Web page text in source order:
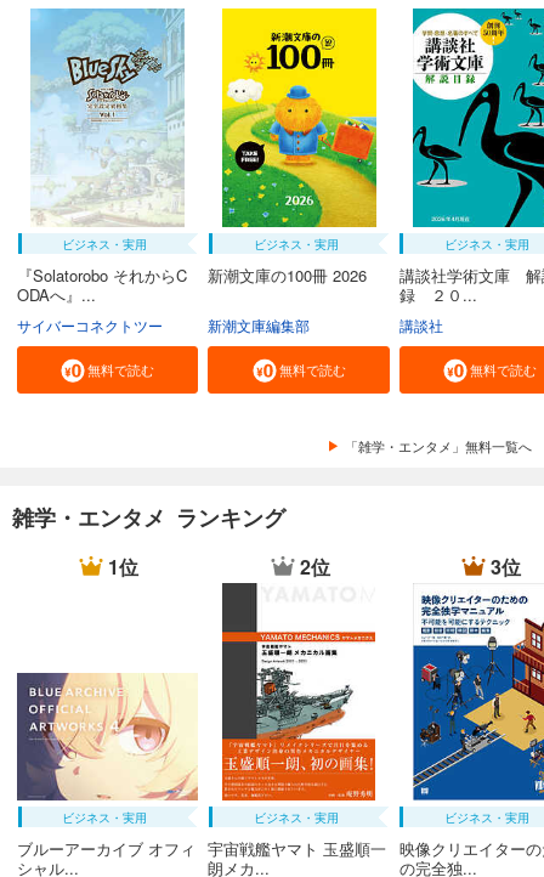
ビジネス・実用
『Solatorobo それからC
ODAへ』...
サイバーコネクトツー
無料で読む
ビジネス・実用
新潮文庫の100冊 2026
新潮文庫編集部
無料で読む
ビジネス・実用
講談社学術文庫 解
録 ２０...
講談社
無料で読む
「雑学・エンタメ」無料一覧へ
雑学・エンタメ ランキング
1位
ビジネス・実用
ブルーアーカイブ オフィ
シャル...
2位
ビジネス・実用
宇宙戦艦ヤマト 玉盛順一
朗メカ...
3位
ビジネス・実用
映像クリエイター
の完全独...